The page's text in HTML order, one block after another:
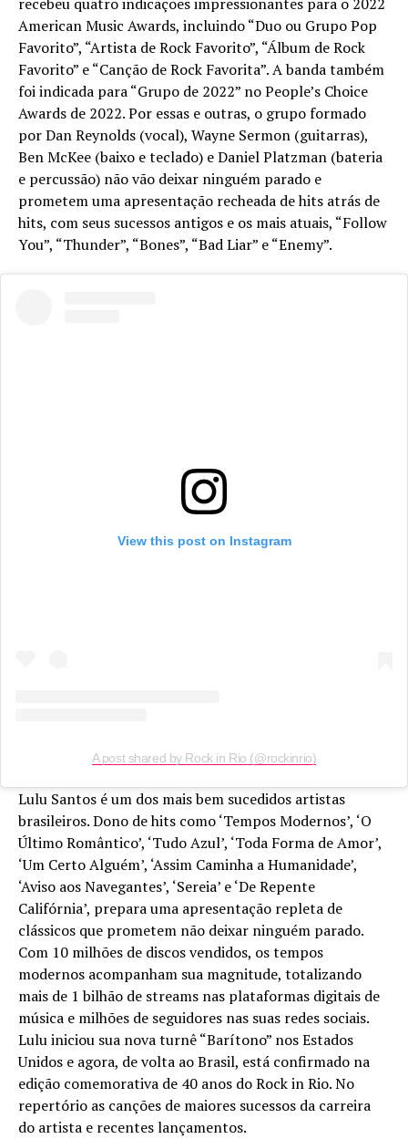
American Music Awards, incluindo “Duo ou Grupo Pop
Favorito”, “Artista de Rock Favorito”, “Álbum de Rock
Favorito” e “Canção de Rock Favorita”. A banda também
foi indicada para “Grupo de 2022” no People’s Choice
Awards de 2022. Por essas e outras, o grupo formado
por Dan Reynolds (vocal), Wayne Sermon (guitarras),
Ben McKee (baixo e teclado) e Daniel Platzman (bateria
e percussão) não vão deixar ninguém parado e
prometem uma apresentação recheada de hits atrás de
hits, com seus sucessos antigos e os mais atuais, “Follow
You”, “Thunder”, “Bones”, “Bad Liar” e “Enemy”.
View this post on Instagram
A post shared by Rock in Rio (@rockinrio)
Lulu Santos é um dos mais bem sucedidos artistas
brasileiros. Dono de hits como ‘Tempos Modernos’, ‘O
Último Romântico’, ‘Tudo Azul’, ‘Toda Forma de Amor’,
‘Um Certo Alguém’, ‘Assim Caminha a Humanidade’,
‘Aviso aos Navegantes’, ‘Sereia’ e ‘De Repente
Califórnia’, prepara uma apresentação repleta de
clássicos que prometem não deixar ninguém parado.
Com 10 milhões de discos vendidos, os tempos
modernos acompanham sua magnitude, totalizando
mais de 1 bilhão de streams nas plataformas digitais de
música e milhões de seguidores nas suas redes sociais.
Lulu iniciou sua nova turnê “Barítono” nos Estados
Unidos e agora, de volta ao Brasil, está confirmado na
edição comemorativa de 40 anos do Rock in Rio. No
repertório as canções de maiores sucessos da carreira
do artista e recentes lançamentos.